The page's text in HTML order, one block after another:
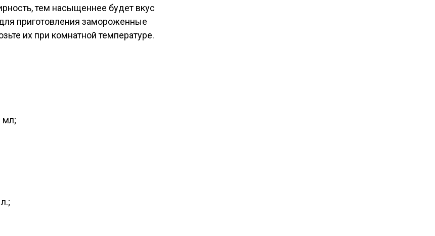
тем насыщеннее будет вкус
приготовления замороженные
их при комнатной температуре.
мл;